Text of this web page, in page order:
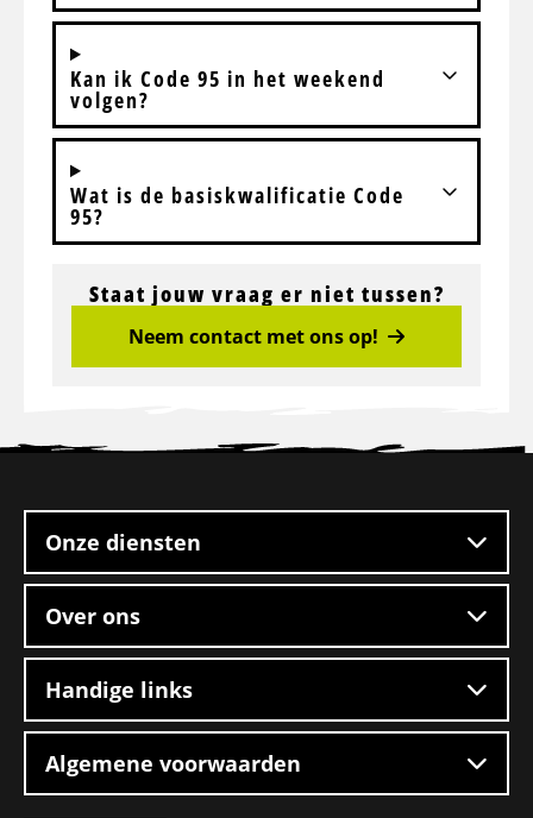
Kan ik Code 95 in het weekend
volgen?
Wat is de basiskwalificatie Code
95?
Staat jouw vraag er niet tussen?
Neem contact met ons op!
footer
Onze diensten
Over ons
Handige links
Algemene voorwaarden